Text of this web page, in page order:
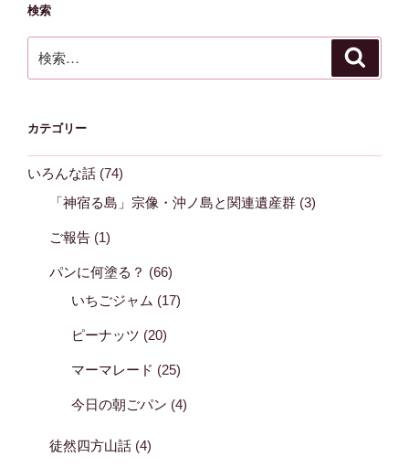
検索
索:
カテゴリー
いろんな話 (74)
「神宿る島」宗像・沖ノ島と関連遺産群 (3)
ご報告 (1)
パンに何塗る？ (66)
いちごジャム (17)
ピーナッツ (20)
マーマレード (25)
今日の朝ごパン (4)
徒然四方山話 (4)